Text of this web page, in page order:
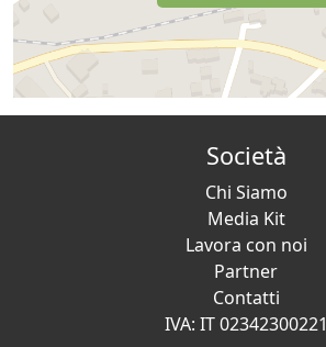
Società
Chi Siamo
Media Kit
Lavora con noi
Partner
Contatti
IVA: IT 02342300221